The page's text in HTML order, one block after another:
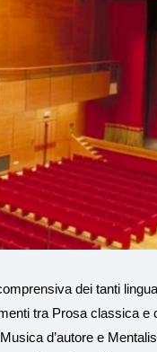
dei tanti
tra Prosa classica
d’autore e